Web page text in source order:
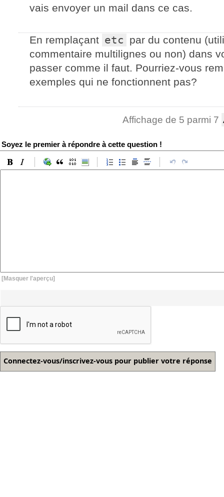
vais envoyer un mail dans ce cas.
En remplaçant etc
par du contenu
commentaire multilignes ou non) dans
passer comme il faut. Pourriez-vous
exemples qui ne fonctionnent pas?
Affichage de 5 parmi 7
Soyez le premier à répondre à cette question !
[Masquer l'aperçu]